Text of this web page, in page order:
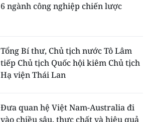
6 ngành công nghiệp chiến lược
Tổng Bí thư, Chủ tịch nước Tô Lâm
tiếp Chủ tịch Quốc hội kiêm Chủ tịch
Hạ viện Thái Lan
Đưa quan hệ Việt Nam-Australia đi
vào chiều sâu, thực chất và hiệu quả